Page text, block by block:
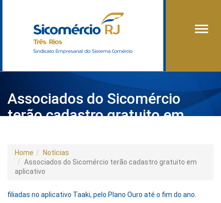
Associados do Sicomércio
terão cadastro gratuito em
Home
Notícias
Associados do Sicomércio terão cadastro gratuito em
aplicativo
filiadas no aplicativo Taaki, pelo Plano Ouro até o fim do ano.